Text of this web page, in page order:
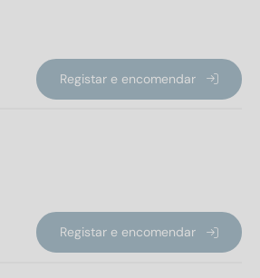
Registar e encomendar
Registar e encomendar